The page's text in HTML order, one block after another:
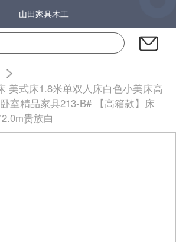
山田家具木工
美式床1.8米单双人床白色小美床高
室精品家具213-B# 【高箱款】床
贵族白